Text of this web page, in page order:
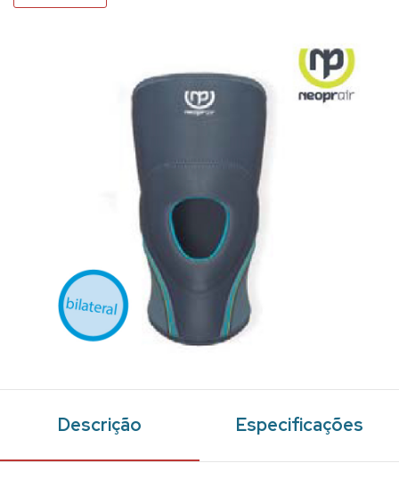
Descrição Especificações